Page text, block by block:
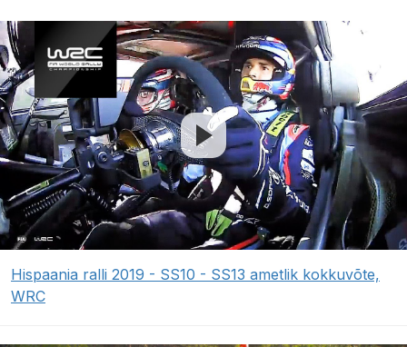
Hispaania ralli 2019 - SS10 - SS13 ametlik kokkuvõte,
WRC